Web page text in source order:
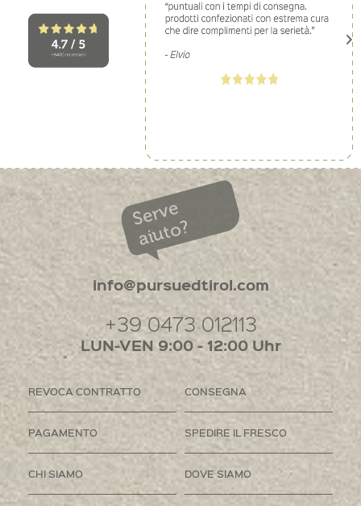
Serve
aiuto?
info@pursuedtirol.com
+39 0473 012113
LUN-VEN 9:00 - 12:00 Uhr
REVOCA CONTRATTO CONSEGNA
PAGAMENTO SPEDIRE IL FRESCO
CHI SIAMO DOVE SIAMO